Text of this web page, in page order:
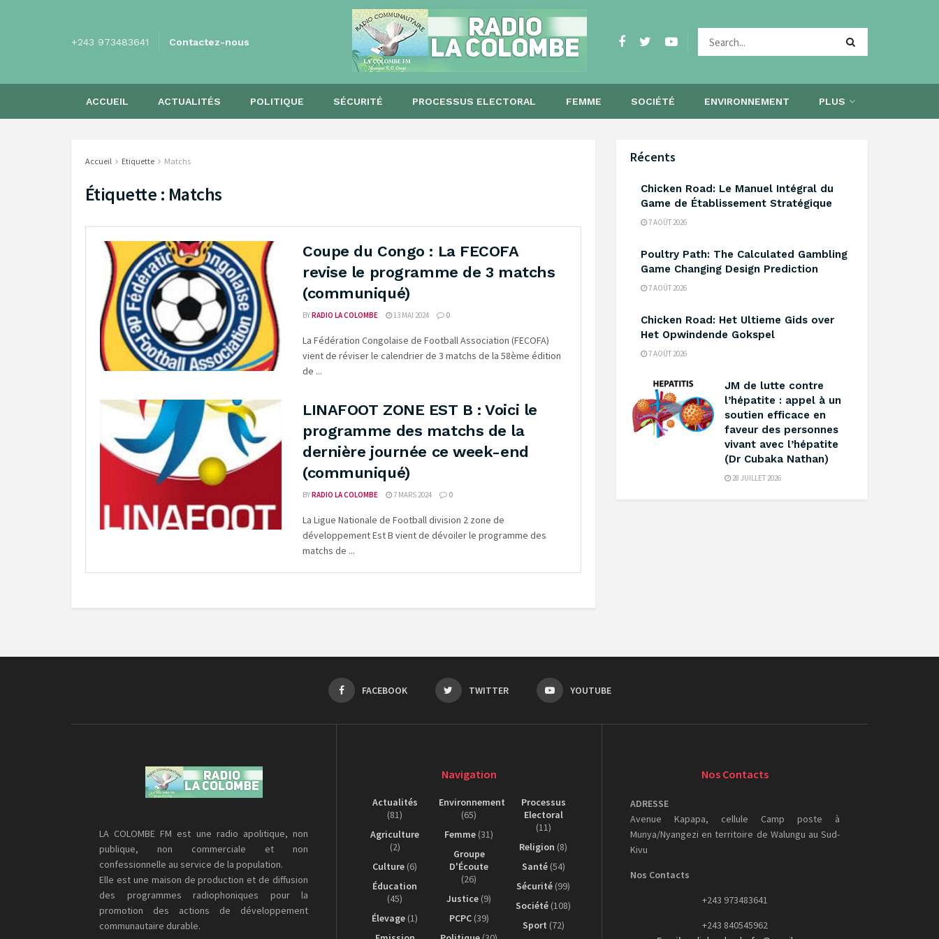
+243 973483641 Contactez-nous
ACCUEIL ACTUALITÉS POLITIQUE SÉCURITÉ PROCESSUS ELECTORAL FEMME SOCIÉTÉ ENVIRONNEMENT PLUS
Accueil Etiquette Matchs
Étiquette : Matchs
Coupe du Congo : La FECOFA
revise le programme de 3 matchs
(communiqué)
BYRADIO LA COLOMBE 13 MAI 2024 0
La Fédération Congolaise de Football Association (FECOFA)
vient de réviser le calendrier de 3 matchs de la 58ème édition
de ...
LINAFOOT ZONE EST B : Voici le
programme des matchs de la
dernière journée ce week-end
(communiqué)
BYRADIO LA COLOMBE 7 MARS 2024 0
La Ligue Nationale de Football division 2 zone de
développement Est B vient de dévoiler le programme des
matchs de ...
Récents
Chicken Road: Le Manuel Intégral du
Game de Établissement Stratégique
7 AOÛT 2026
Poultry Path: The Calculated Gambling
Game Changing Design Prediction
7 AOÛT 2026
Chicken Road: Het Ultieme Gids over
Het Opwindende Gokspel
7 AOÛT 2026
‎JM de lutte contre
l’hépatite : appel à un
soutien efficace en
faveur des personnes
vivant avec l’hépatite
(Dr Cubaka Nathan)
28 JUILLET 2026
FACEBOOK TWITTER YOUTUBE
LA COLOMBE FM est une radio apolitique, non
publique, non commerciale et non
confessionnelle au service de la population.
Elle est une maison de production et de diffusion
des programmes radiophoniques pour la
promotion des actions de développement
communautaire durable.
Navigation
Actualités
(81)
Agriculture
(2)
Culture (6)
Éducation
(45)
Élevage (1)
Environnement
(65)
Femme (31)
Groupe
D'Écoute
(26)
Justice (9)
PCPC(39)
Processus
Electoral
(11)
Religion (8)
Santé(54)
Sécurité (99)
Société (108)
Sport (72)
Nos Contacts
ADRESSE
Avenue Kapapa, cellule Camp poste à
Munya/Nyangezi en territoire de Walungu au Sud-
Kivu
Nos Contacts
+243 973483641
+243 840545962